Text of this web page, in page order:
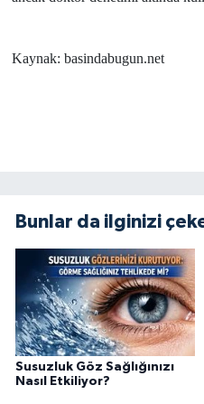
Kaynak: basindabugun.net
Bunlar da ilginizi
Susuzluk Göz Sağlığınızı
Nasıl Etkiliyor?